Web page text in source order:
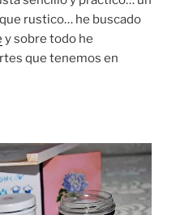
rustico… he buscado
y sobre todo he
que tenemos en